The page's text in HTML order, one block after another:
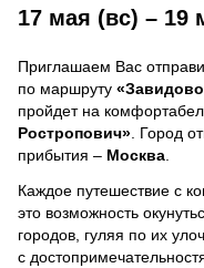
17 мая (вс) – 19
Приглашаем Вас
по маршруту
пройдет на
Ростропович» . Город
прибытия – Москва
Каждое путешествие с
это возможность
городов, гуляя по их
с